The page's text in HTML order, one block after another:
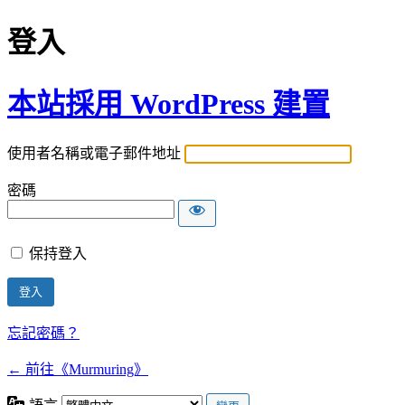
登入
本站採用 WordPress 建置
使用者名稱或電子郵件地址
密碼
保持登入
忘記密碼？
← 前往《Murmuring》